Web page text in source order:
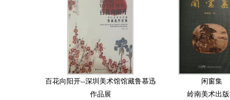
百花向阳开--深圳美术馆馆藏鲁慕迅
作品展
闲窗集
岭南美术出